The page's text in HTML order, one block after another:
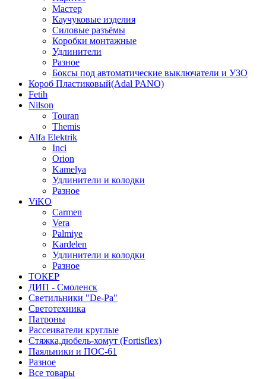
Мастер
Каучуковые изделия
Силовые разъёмы
Коробки монтажные
Удлинители
Разное
Боксы под автоматические выключатели и УЗО
Короб Пластиковый(Adal PANO)
Fetih
Nilson
Touran
Themis
Alfa Elektrik
Inci
Orion
Kamelya
Удлинители и колодки
Разное
ViKO
Carmen
Vera
Palmiye
Kardelen
Удлинители и колодки
Разное
ТОКЕР
ДИП - Смоленск
Светильники "De-Pa"
Светотехника
Патроны
Рассеиватели круглые
Стяжка,дюбель-хомут (Fortisflex)
Паяльники и ПОС-61
Разное
Все товары